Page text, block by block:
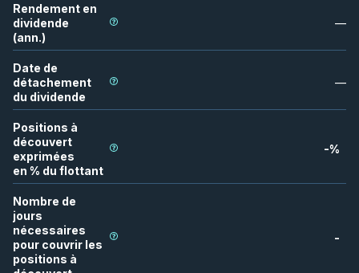
Rendement en
dividende
(ann.)
—
Date de
détachement
du dividende
—
Positions à
découvert
exprimées
en % du flottant
-%
Nombre de
jours
nécessaires
pour couvrir les
positions à
-